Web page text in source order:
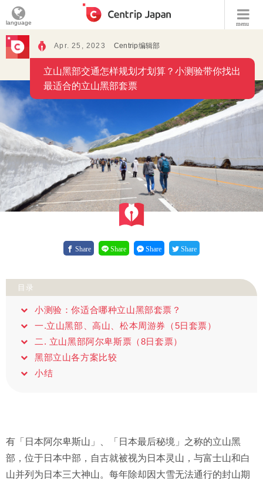
menu
language
Apr. 25, 2023 Centrip编辑部
立山黑部交通怎样规划才划算？小测验带你找出
最适合的立山黑部套票
Share Share Share Share
目录
小测验：你适合哪种立山黑部套票？
一.立山黑部、高山、松本周游券（5日套票）
二. 立山黑部阿尔卑斯票（8日套票）
黑部立山各方案比较
小结
有「日本阿尔卑斯山」、「日本最后秘境」之称的立山黑
部，位于日本中部，自古就被视为日本灵山，与富士山和白
山并列为日本三大神山。每年除却因大雪无法通行的封山期